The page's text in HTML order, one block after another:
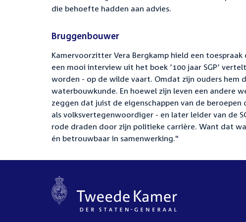
die behoefte hadden aan advies.
Bruggenbouwer
Kamervoorzitter Vera Bergkamp hield een
een mooi interview uit het boek ’100 jaar SGP’
worden - op de wilde vaart. Omdat zijn ouders hem
waterbouwkunde. En hoewel zijn leven een andere
zeggen dat juist de eigenschappen van de
als volksvertegenwoordiger - en later leider van de
rode draden door zijn politieke carrière. Want dat
én betrouwbaar in samenwerking."